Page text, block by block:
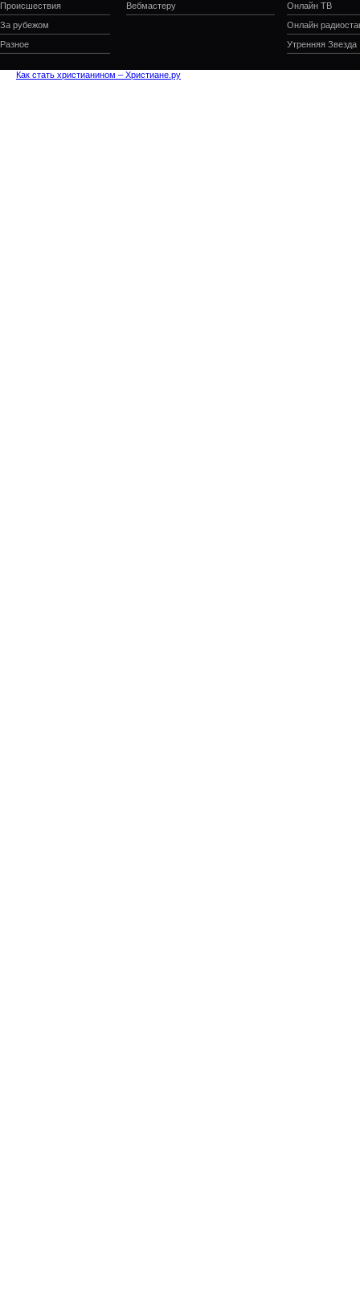
Происшествия
За рубежом
Разное
Вебмастеру
Онлайн ТВ
Онлайн
Утренняя Звезда
Как стать христианином – Христиане.ру